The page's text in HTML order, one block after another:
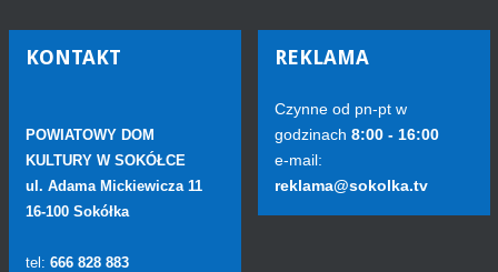
KONTAKT
POWIATOWY DOM
KULTURY W SOKÓŁCE
ul. Adama Mickiewicza 11
16-100 Sokółka
tel: 666 828 883
REKLAMA
Czynne od pn-pt w
godzinach 8:00 - 16:00
e-mail:
reklama@sokolka.tv